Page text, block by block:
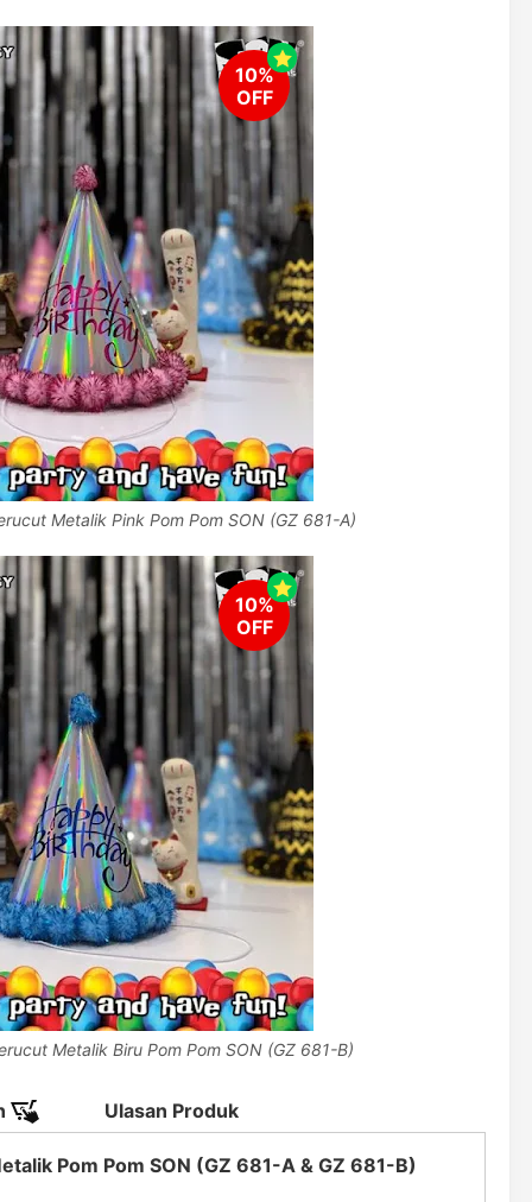
Metalik Pink Pom Pom SON (GZ 681-A)
Metalik Biru Pom Pom SON (GZ 681-B)
Pom Pom SON (GZ 681-A & GZ 681-B)
Ulasan Produk